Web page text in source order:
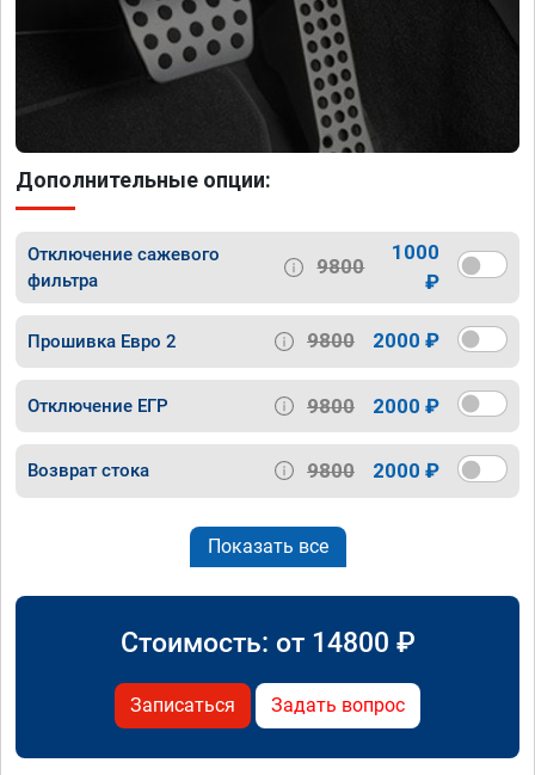
Дополнительные опции:
Отключение сажевого
фильтра
9800
1000
₽
Прошивка Евро 2 9800 2000 ₽
Отключение ЕГР 9800 2000 ₽
Возврат стока 9800 2000 ₽
Показать все
Стоимость: от 14800 ₽
Записаться Задать вопрос